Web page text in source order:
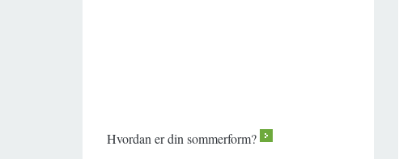
Hvordan er din sommerform?